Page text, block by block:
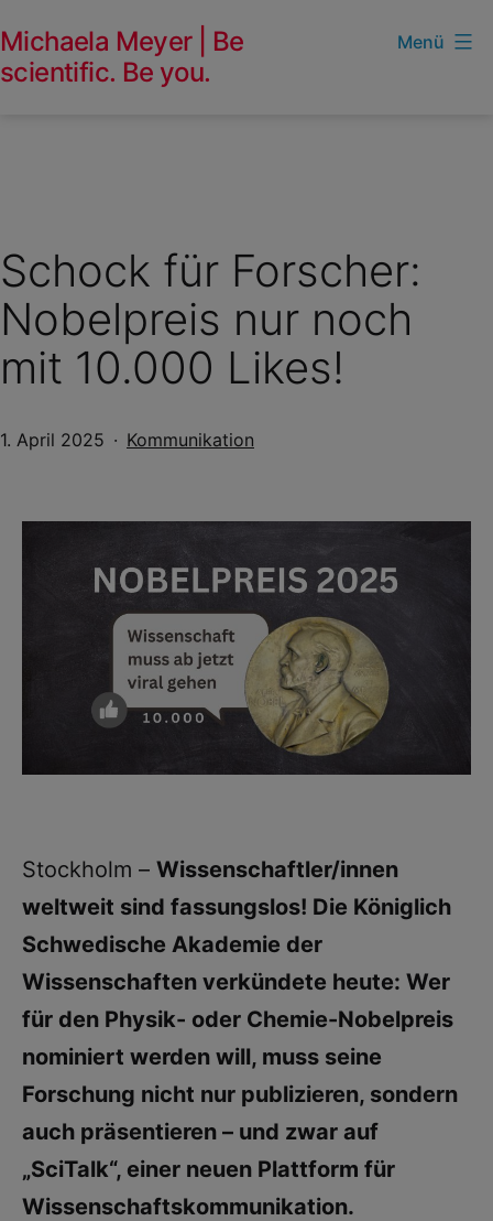
Inhalt
Michaela Meyer | Be
scientific. Be you.
Menü
Schock für Forscher:
Nobelpreis nur noch
mit 10.000 Likes!
Veröffentlicht
1. April 2025
Kategorisiert
Kommunikation
Stockholm – Wissenschaftler/innen
weltweit sind fassungslos! Die Königlich
Schwedische Akademie der
Wissenschaften verkündete heute: Wer
für den Physik- oder Chemie-Nobelpreis
nominiert werden will, muss seine
Forschung nicht nur publizieren, sondern
auch präsentieren – und zwar auf
„SciTalk“, einer neuen Plattform für
Wissenschaftskommunikation.